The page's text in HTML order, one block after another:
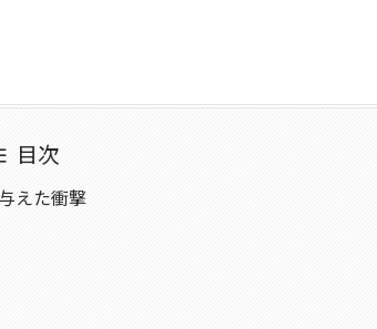
目次
えた衝撃